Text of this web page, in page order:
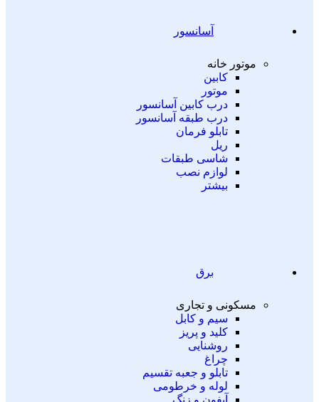
آسانسور
موتور خانه
کابین
موتور
درب کابین آسانسور
درب طبقه آسانسور
تابلو فرمان
ریل
شاسی طبقات
لوازم نصب
بیشتر
برق
مسکونی و تجاری
سیم و کابل
کلید و پریز
روشنایی
چراغ
تابلو و جعبه تقسیم
لوله و خرطومی